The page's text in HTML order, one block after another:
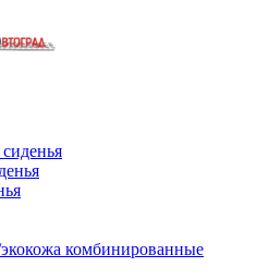
комбинированные